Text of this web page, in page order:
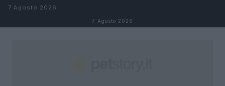
Salta al contenuto
7 Agosto 2026
7 Agosto 2026